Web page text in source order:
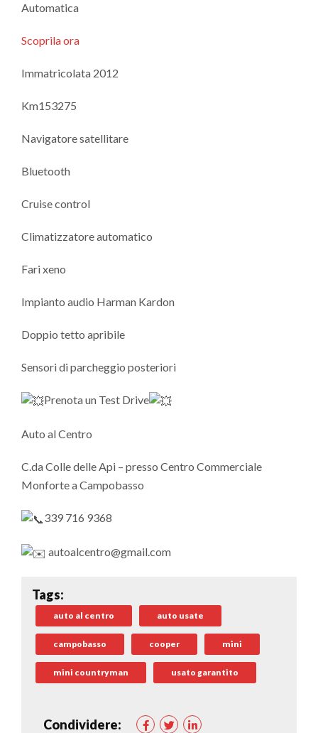
Automatica
Scoprila ora
Immatricolata 2012
Km153275
Navigatore satellitare
Bluetooth
Cruise control
Climatizzatore automatico
Fari xeno
Impianto audio Harman Kardon
Doppio tetto apribile
Sensori di parcheggio posteriori
Prenota un Test Drive
Auto al Centro
C.da Colle delle Api – presso Centro Commerciale
Monforte a Campobasso
339 716 9368
autoalcentro@gmail.com
Tags:
auto al centro auto usate
campobasso cooper mini
mini countryman usato garantito
Condividere: